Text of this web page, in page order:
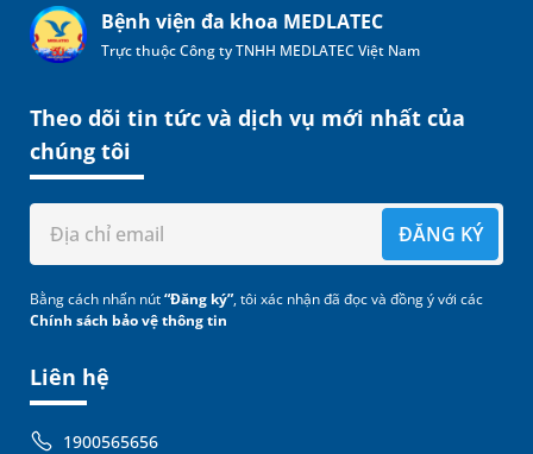
Bệnh viện đa khoa MEDLATEC
Trực thuộc Công ty TNHH MEDLATEC Việt Nam
Liên hệ
1900565656
Theo dõi tin tức và dịch vụ mới nhất của
chúng tôi
ĐĂNG KÝ
Bằng cách nhấn nút“Đăng ký”, tôi xác nhận đã đọc và đồng ý với các
Chính sách bảo vệ thông tin